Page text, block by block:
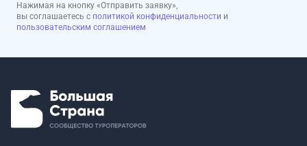
Нажимая на кнопку «Отправить заявку»,
вы соглашаетесь с политикой конфиденциальности и
пользовательским соглашением